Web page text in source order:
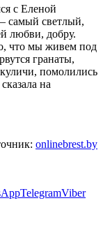
с Еленой
самый светлый,
любви, добру.
что мы живем под
гранаты,
помолились
на
onlinebrest.by
TelegramViber